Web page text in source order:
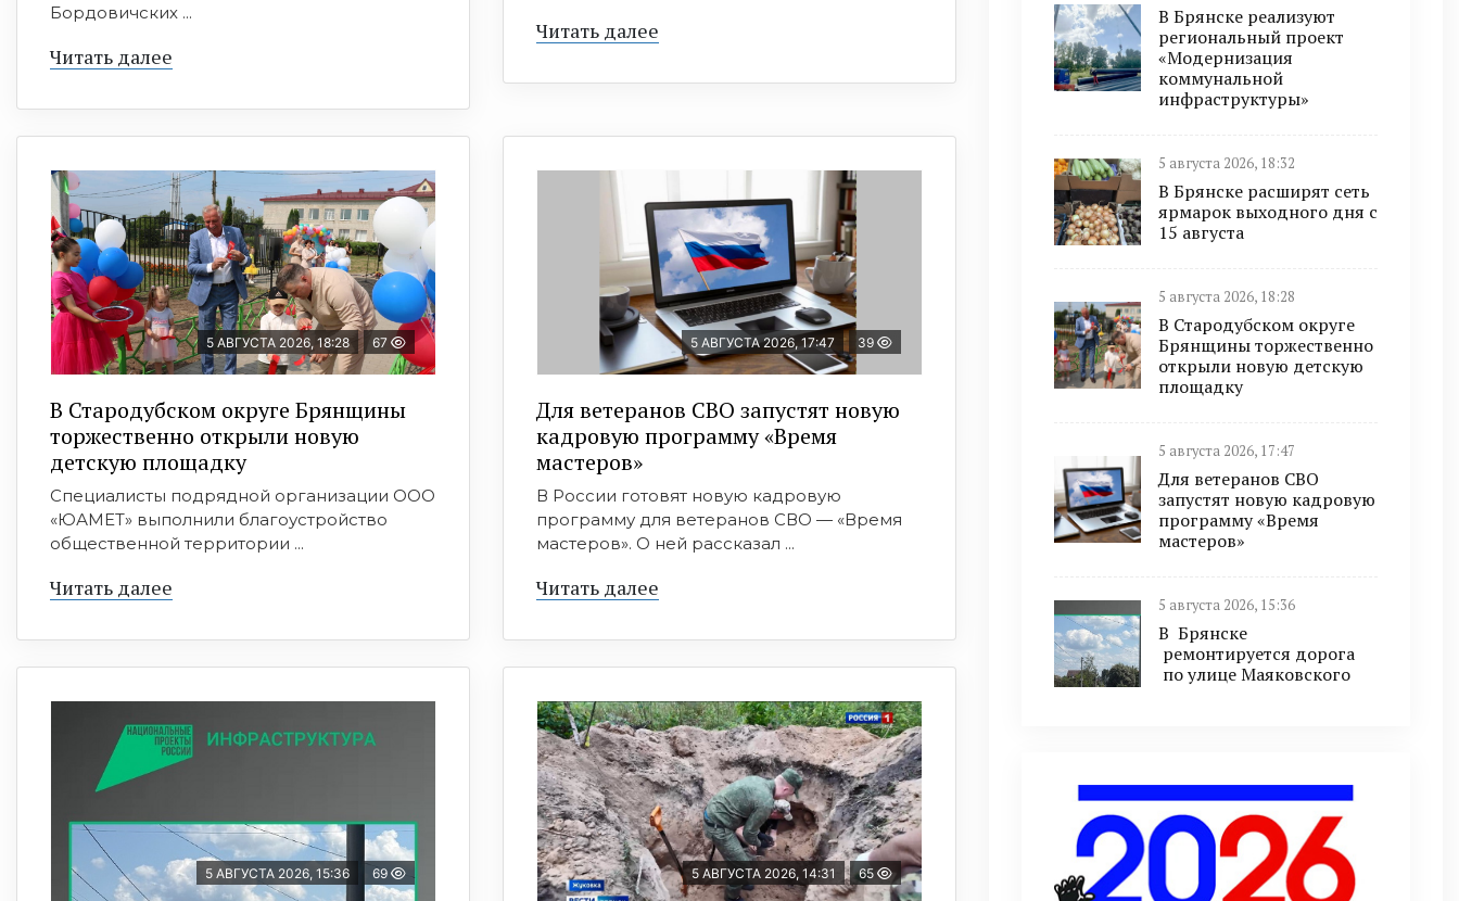
Бордовичских ...
Читать далее
Читать далее
5 АВГУСТА 2026, 18:28 67
В Стародубском округе Брянщины
торжественно открыли новую
детскую площадку
Специалисты подрядной организации ООО
«ЮАМЕТ» выполнили благоустройство
общественной территории ...
Читать далее
5 АВГУСТА 2026, 17:47 39
Для ветеранов СВО запустят новую
кадровую программу «Время
мастеров»
В России готовят новую кадровую
программу для ветеранов СВО — «Время
мастеров». О ней рассказал ...
Читать далее
5 АВГУСТА 2026, 15:36 69 5 АВГУСТА 2026, 14:31 65
В Брянске реализуют
региональный проект
«Модернизация
коммунальной
инфраструктуры»
5 августа 2026, 18:32
В Брянске расширят сеть
ярмарок выходного дня с
15 августа
5 августа 2026, 18:28
В Стародубском округе
Брянщины торжественно
открыли новую детскую
площадку
5 августа 2026, 17:47
Для ветеранов СВО
запустят новую кадровую
программу «Время
мастеров»
5 августа 2026, 15:36
В Брянске
ремонтируется дорога
по улице Маяковского